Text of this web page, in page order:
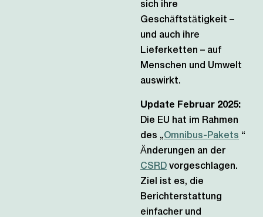
sich ihre
Geschäftstätigkeit –
und auch ihre
Lieferketten – auf
Menschen und Umwelt
auswirkt.
Update Februar 2025:
Die EU hat im Rahmen
des „Omnibus-Pakets “
Änderungen an der
CSRD vorgeschlagen.
Ziel ist es, die
Berichterstattung
einfacher und